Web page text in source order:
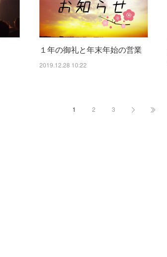
１年の御礼と年末年始の営業
2019.12.28 10:22
1 2 3